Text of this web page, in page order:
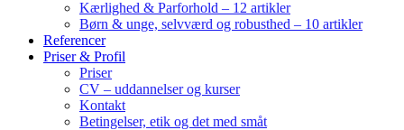
Kærlighed & Parforhold – 12 artikler
Børn & unge, selvværd og robusthed – 10 artikler
Referencer
Priser & Profil
Priser
CV – uddannelser og kurser
Kontakt
Betingelser, etik og det med småt